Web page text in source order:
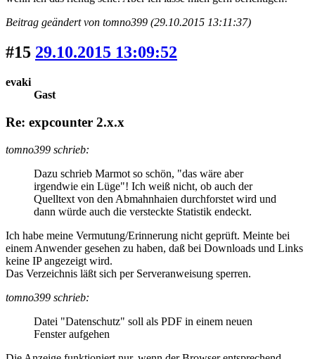
Beitrag geändert von tomno399 (29.10.2015 13:11:37)
#15 29.10.2015 13:09:52
evaki
Gast
Re: expcounter 2.x.x
tomno399 schrieb:
Dazu schrieb Marmot so schön, "das wäre aber
irgendwie ein Lüge"! Ich weiß nicht, ob auch der
Quelltext von den Abmahnhaien durchforstet wird und
dann würde auch die versteckte Statistik endeckt.
Ich habe meine Vermutung/Erinnerung nicht geprüft. Meinte bei
einem Anwender gesehen zu haben, daß bei Downloads und Links
keine IP angezeigt wird.
Das Verzeichnis läßt sich per Serveranweisung sperren.
tomno399 schrieb:
Datei "Datenschutz" soll als PDF in einem neuen
Fenster aufgehen